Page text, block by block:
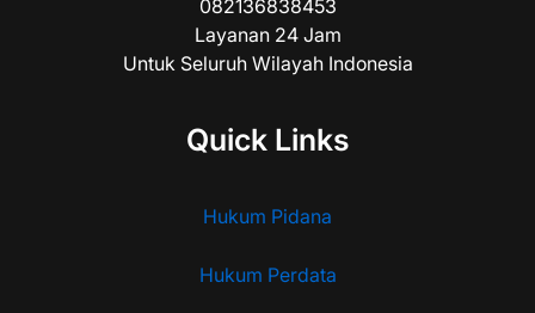
082136838453
Layanan 24 Jam
Untuk Seluruh Wilayah Indonesia
Quick Links
Hukum Pidana
Hukum Perdata